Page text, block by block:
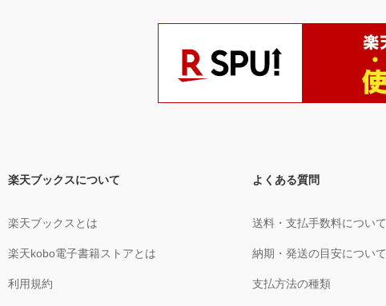
楽天ブックスについて
楽天ブックスとは
楽天kobo電子書籍ストアとは
利用規約
よくある質問
送料・支払手数料について
納期・発送の目安について
支払方法の種類